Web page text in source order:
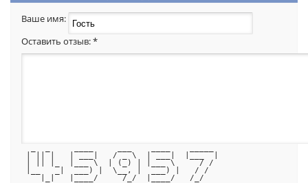
Ваше имя:
Оставить отзыв:*
| || |   | ___|   / _ \  | ___|  |___  |
| || |_  |___ \  | (_) | |___ \     / /
|__   _|  ___) |  \__, |  ___) |   / /
    |_|   |____/     /_/  |____/   /_/